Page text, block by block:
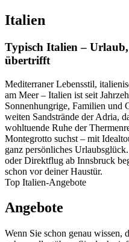
Italien
Typisch Italien –
übertrifft
Mediterraner Lebensstil,
am Meer – Italien ist seit
Sonnenhungrige, Familien und
weiten Sandstrände der Adria,
wohltuende Ruhe der
Montegrotto suchst – mit
ganz persönliches
oder Direktflug ab Innsbruck
schon vor deiner Haustür.
Top Italien-Angebote
Angebote
Wenn Sie schon genau wissen,